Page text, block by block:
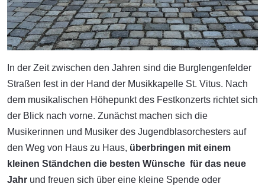
In der Zeit zwischen den Jahren sind die Burglengenfelder
Straßen fest in der Hand der Musikkapelle St. Vitus. Nach
dem musikalischen Höhepunkt des Festkonzerts richtet sich
der Blick nach vorne. Zunächst machen sich die
Musikerinnen und Musiker des Jugendblasorchesters auf
den Weg von Haus zu Haus, überbringen mit einem
kleinen Ständchen die besten Wünsche für das neue
Jahr und freuen sich über eine kleine Spende oder